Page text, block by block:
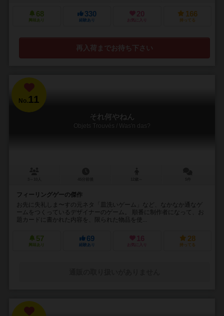
68
興味あり
330
経験あり
20
お気に入り
166
持ってる
再入荷までお待ち下さい
No.11
それ何やねん
Objets Trouvés / Was'n das?
フィーリングゲーの傑作
お先に失礼しま〜すの元ネタ「皿洗いゲーム」など、なかなか通なゲ
ームをつくっているデザイナーのゲーム。 順番に制作者になって、お
題カードに書かれた内容を、限られた物品を使...
57
興味あり
69
経験あり
16
お気に入り
28
持ってる